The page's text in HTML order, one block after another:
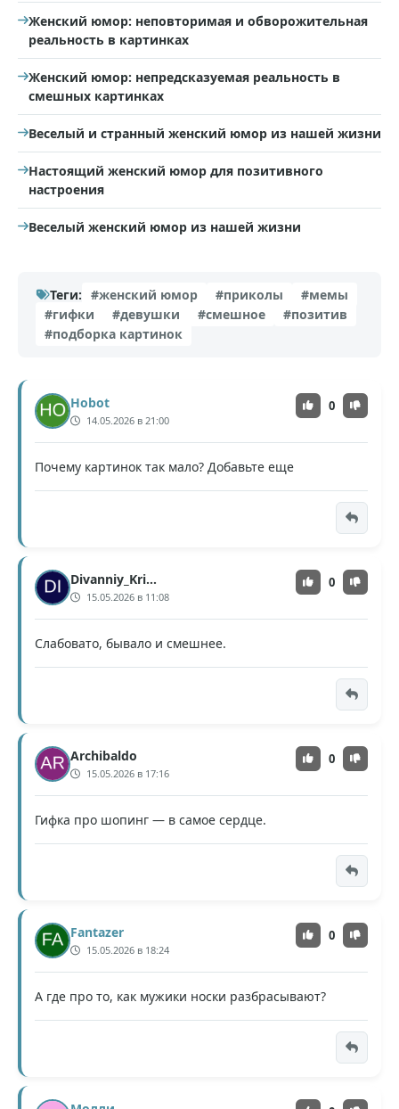
Женский юмор: неповторимая и обворожительная
реальность в картинках
Женский юмор: непредсказуемая реальность в
смешных картинках
Веселый и странный женский юмор из нашей жизни
Настоящий женский юмор для позитивного
настроения
Веселый женский юмор из нашей жизни
Теги: #женский юмор #приколы
#мемы
#гифки
#девушки #смешное
#позитив
#подборка картинок
Hobot
14.05.2026 в 21:00
0
Почему картинок так мало? Добавьте еще
Divanniy_Kritik_88
15.05.2026 в 11:08
0
Слабовато, бывало и смешнее.
Archibaldo
15.05.2026 в 17:16
0
Гифка про шопинг — в самое сердце.
Fantazer
15.05.2026 в 18:24
0
А где про то, как мужики носки разбрасывают?